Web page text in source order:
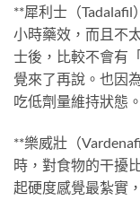
**犀利士（
小時藥效，而且不
士後，比較不會有
覺來了再說。也因
吃低劑量維持狀態。
**樂威壯（
時，對食物的干擾
起硬度感覺最紮實